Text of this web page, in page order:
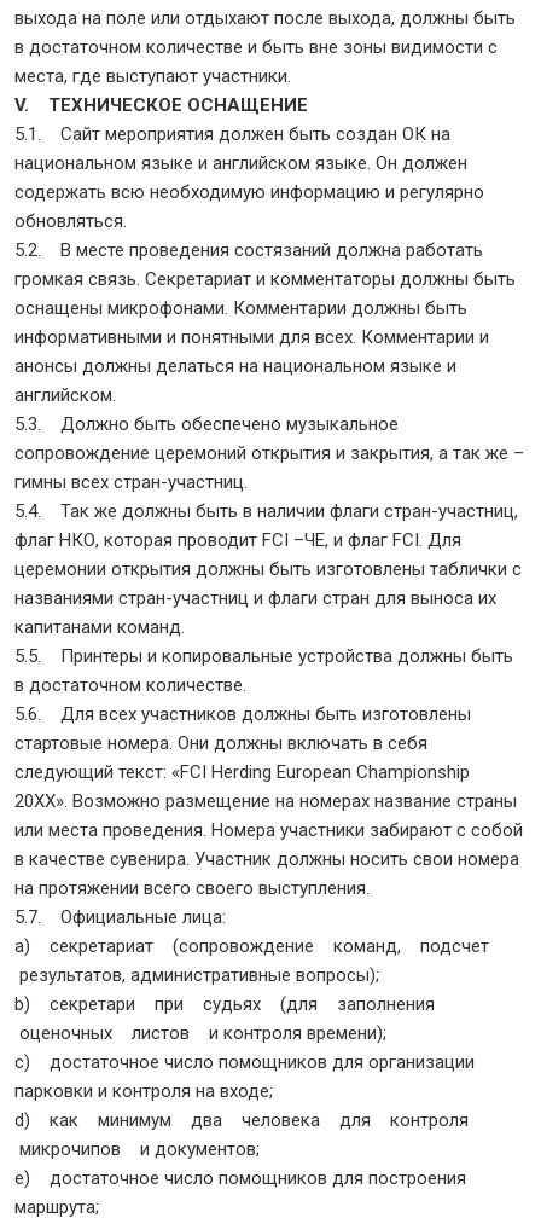
выхода на поле или отдыхают после выхода, должны быть
в достаточном количестве и быть вне зоны видимости с
места, где выступают участники.
V. ТЕХНИЧЕСКОЕ ОСНАЩЕНИЕ
5.1. Сайт мероприятия должен быть создан ОК на
национальном языке и английском языке. Он должен
содержать всю необходимую информацию и регулярно
обновляться.
5.2. В месте проведения состязаний должна работать
громкая связь. Секретариат и комментаторы должны быть
оснащены микрофонами. Комментарии должны быть
информативными и понятными для всех. Комментарии и
анонсы должны делаться на национальном языке и
английском.
5.3. Должно быть обеспечено музыкальное
сопровождение церемоний открытия и закрытия, а так же –
гимны всех стран-участниц.
5.4. Так же должны быть в наличии флаги стран-участниц,
флаг НКО, которая проводит FCI –ЧЕ, и флаг FCI. Для
церемонии открытия должны быть изготовлены таблички с
названиями стран-участниц и флаги стран для выноса их
капитанами команд.
5.5. Принтеры и копировальные устройства должны быть
в достаточном количестве.
5.6. Для всех участников должны быть изготовлены
стартовые номера. Они должны включать в себя
следующий текст: «FCI Herding European Championship
20XX». Возможно размещение на номерах название страны
или места проведения. Номера участники забирают с собой
в качестве сувенира. Участник должны носить свои номера
на протяжении всего своего выступления.
5.7. Официальные лица:
a) секретариат (сопровождение команд, подсчет
результатов, административные вопросы);
b) секретари при судьях (для заполнения
оценочных листов и контроля времени);
c) достаточное число помощников для организации
парковки и контроля на входе;
d) как минимум два человека для контроля
микрочипов и документов;
e) достаточное число помощников для построения
маршрута;